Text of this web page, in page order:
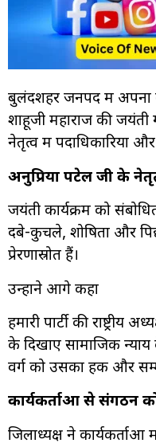
बुलंदशहर जनपद में अपना
शाहूजी महाराज की जयंती
नेतृत्व में पदाधिकारियों
अनुप्रिया पटेल जी के
जयंती कार्यक्रम को
दबे-कुचले, शोषितों और
प्रेरणास्रोत हैं।
उन्होंने आगे कहा
हमारी पार्टी की
के दिखाए सामाजिक
वर्ग को उसका हक और
कार्यकर्ताओं से संगठन
जिलाध्यक्ष ने कार्यकर्ताओं